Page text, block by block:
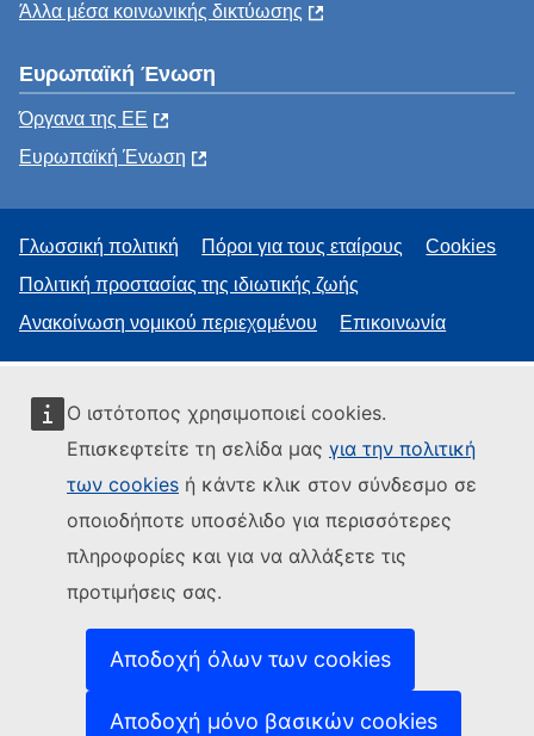
Ο ιστότοπος χρησιμοποιεί cookies.
Επισκεφτείτε τη σελίδα μας για την πολιτική
των cookies ή κάντε κλικ στον σύνδεσμο σε
οποιοδήποτε υποσέλιδο για περισσότερες
πληροφορίες και για να αλλάξετε τις
προτιμήσεις σας.
Αποδοχή όλων των cookies
Αποδοχή μόνο βασικών cookies
Άλλα μέσα κοινωνικής δικτύωσης
Ευρωπαϊκή Ένωση
Όργανα της ΕΕ
Ευρωπαϊκή Ένωση
Γλωσσική πολιτική Πόροι για τους εταίρους
Cookies
Πολιτική προστασίας της ιδιωτικής ζωής
Ανακοίνωση νομικού περιεχομένου
Επικοινωνία